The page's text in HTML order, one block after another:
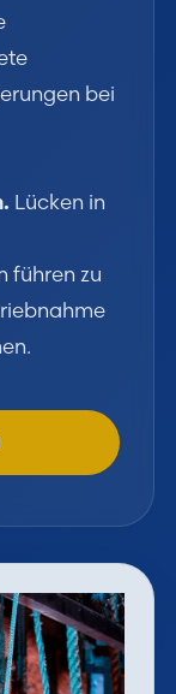
bei
Lücken in
führen zu